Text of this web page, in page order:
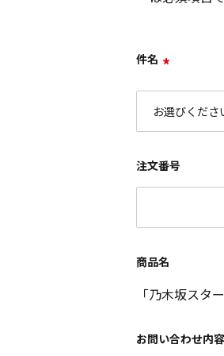
件名 *
注文番号
商品名
「乃木坂スタ
お問い合わせ内容